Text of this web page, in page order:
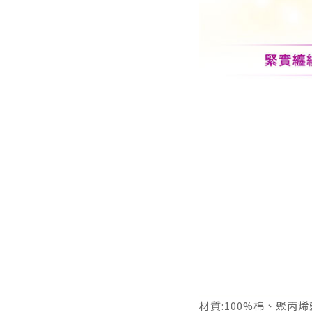
材質:100%棉、聚丙烯